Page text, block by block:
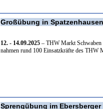
Großübung in Spatzenhausen
12. - 14.09.2025 – THW Markt Schwaben
nahmen rund 100 Einsatzkräfte des THW
Sprengübung im Ebersberger